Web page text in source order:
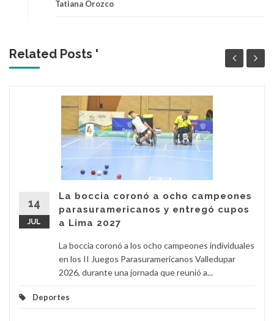
Tatiana Orozco
Related Posts '
14
JUL
La boccia coronó a ocho campeones
parasuramericanos y entregó cupos
a Lima 2027
La boccia coronó a los ocho campeones individuales
en los II Juegos Parasuramericanos Valledupar
2026, durante una jornada que reunió a...
Deportes